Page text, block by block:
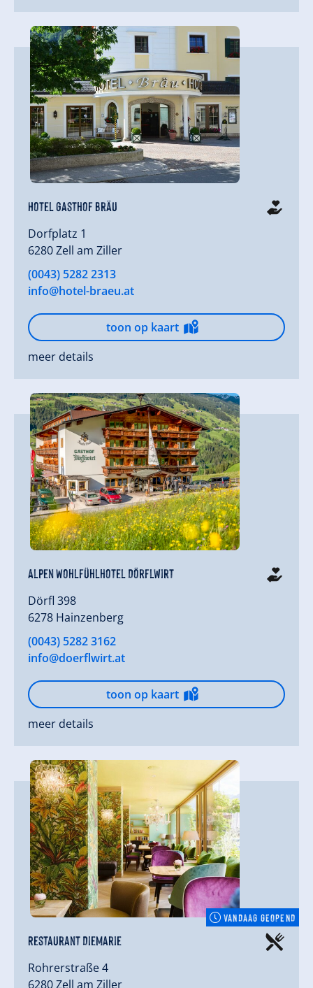
Hotel Gasthof Bräu
Dorfplatz 1
6280 Zell am Ziller
(0043) 5282 2313
info@hotel-braeu.at
toon op kaart
meer details
Alpen Wohlfühlhotel Dörflwirt
Dörfl 398
6278 Hainzenberg
(0043) 5282 3162
info@doerflwirt.at
toon op kaart
meer details
VANDAAG GEOPEND
Restaurant DieMarie
Rohrerstraße 4
6280 Zell am Ziller